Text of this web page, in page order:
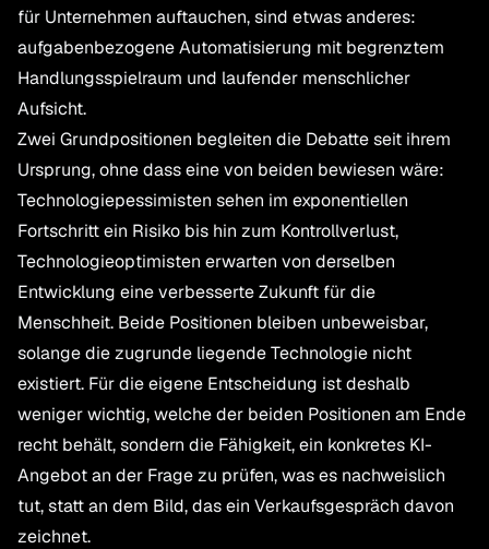
für Unternehmen auftauchen, sind etwas anderes:
aufgabenbezogene Automatisierung mit begrenztem
Handlungsspielraum und laufender menschlicher
Aufsicht.
Zwei Grundpositionen begleiten die Debatte seit ihrem
Ursprung, ohne dass eine von beiden bewiesen wäre:
Technologiepessimisten sehen im exponentiellen
Fortschritt ein Risiko bis hin zum Kontrollverlust,
Technologieoptimisten erwarten von derselben
Entwicklung eine verbesserte Zukunft für die
Menschheit. Beide Positionen bleiben unbeweisbar,
solange die zugrunde liegende Technologie nicht
existiert. Für die eigene Entscheidung ist deshalb
weniger wichtig, welche der beiden Positionen am Ende
recht behält, sondern die Fähigkeit, ein konkretes KI-
Angebot an der Frage zu prüfen, was es nachweislich
tut, statt an dem Bild, das ein Verkaufsgespräch davon
zeichnet.